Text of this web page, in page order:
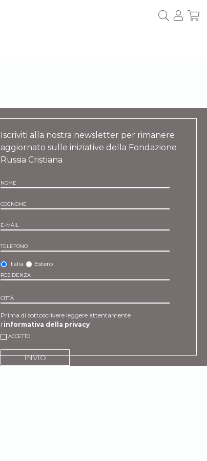
Iscriviti alla nostra newsletter per rimanere
aggiornato sulle iniziative della Fondazione
Russia Cristiana
NOME
COGNOME
E-MAIL
TELEFONO
Italia Estero
RESIDENZA
CITTÀ
Prima di sottoscrivere leggere attentamente
l’informativa della privacy
ACCETTO
INVIO